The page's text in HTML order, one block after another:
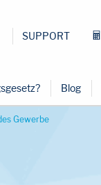
SUPPORT
Blog
Gewerbe